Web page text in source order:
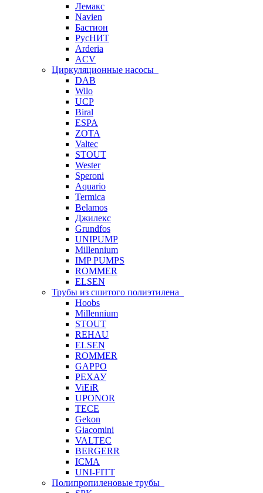
Лемакс
Navien
Бастион
РусНИТ
Arderia
ACV
Циркуляционные насосы
DAB
Wilo
UCP
Biral
ESPA
ZOTA
Valtec
STOUT
Wester
Speroni
Aquario
Termica
Belamos
Джилекс
Grundfos
UNIPUMP
Millennium
IMP PUMPS
ROMMER
ELSEN
Трубы из сшитого полиэтилена
Hoobs
Millennium
STOUT
REHAU
ELSEN
ROMMER
GAPPO
РЕХАУ
ViEiR
UPONOR
TECE
Gekon
Giacomini
VALTEC
BERGERR
ICMA
UNI-FITT
Полипропиленовые трубы